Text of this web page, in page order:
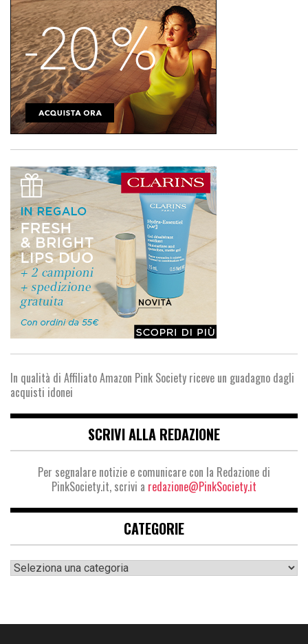
In qualità di Affiliato Amazon Pink Society riceve un guadagno dagli
acquisti idonei
SCRIVI ALLA REDAZIONE
Per segnalare notizie e comunicare con la Redazione di
PinkSociety.it, scrivi a redazione@PinkSociety.it
CATEGORIE
Categorie